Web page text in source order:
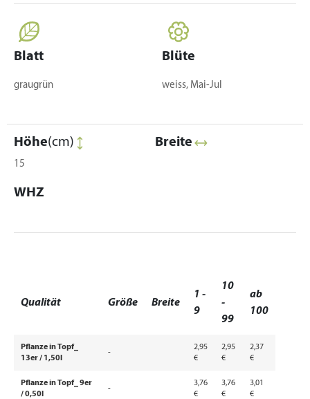
Blatt
graugrün
Blüte
weiss, Mai-Jul
Höhe(cm)
15
Breite
WHZ
Qualität Größe Breite
1 -
9
10
-
99
ab
100
Pflanze in Topf_
13er / 1,50l
-
2,95
€
2,95
€
2,37
€
Pflanze in Topf_ 9er
/ 0,50l
-
3,76
€
3,76
€
3,01
€